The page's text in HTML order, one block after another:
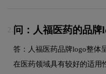
2. 问：人福医药的品牌
答：人福医药品牌logo整体
在医药领域具有较好的适用